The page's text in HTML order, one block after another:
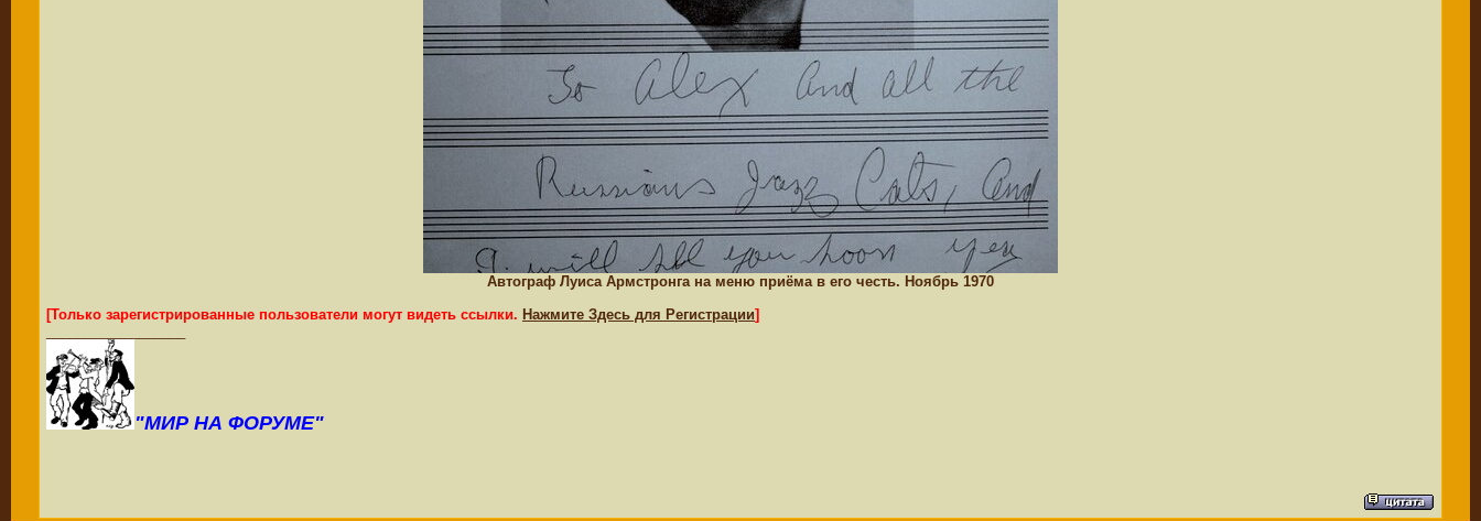
Автограф Луиса Армстронга на меню приёма в его честь. Ноябрь 1970
[Только зарегистрированные пользователи могут видеть ссылки. Нажмите Здесь для Регистрации]
"МИР НА ФОРУМЕ"